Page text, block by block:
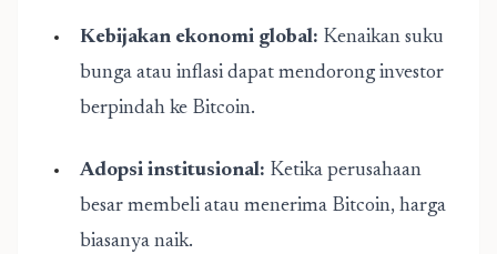
Kebijakan ekonomi global: Kenaikan suku
bunga atau inflasi dapat mendorong investor
berpindah ke Bitcoin.
Adopsi institusional: Ketika perusahaan
besar membeli atau menerima Bitcoin, harga
biasanya naik.